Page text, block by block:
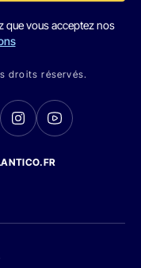
que vous acceptez nos
droits réservés.